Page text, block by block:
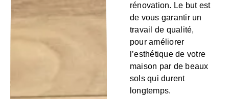
rénovation. Le but est
de vous garantir un
travail de qualité,
pour améliorer
l’esthétique de votre
maison par de beaux
sols qui durent
longtemps.